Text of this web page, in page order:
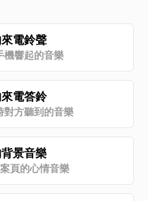
電鈴聲
機響起的音樂
電答鈴
對方聽到的音樂
景音樂
頁的心情音樂